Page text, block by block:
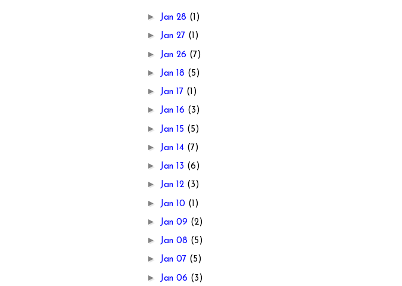
► Jan 28 (1)
► Jan 27 (1)
► Jan 26 (7)
► Jan 18 (5)
► Jan 17 (1)
► Jan 16 (3)
► Jan 15 (5)
► Jan 14 (7)
► Jan 13 (6)
► Jan 12 (3)
► Jan 10 (1)
► Jan 09 (2)
► Jan 08 (5)
► Jan 07 (5)
► Jan 06 (3)